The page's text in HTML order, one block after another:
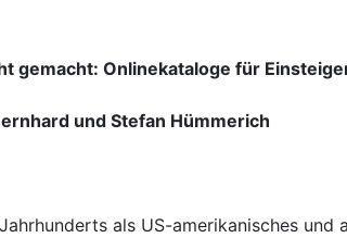
gemacht: Onlinekataloge für
und Stefan Hümmerich
als US-amerikanisches